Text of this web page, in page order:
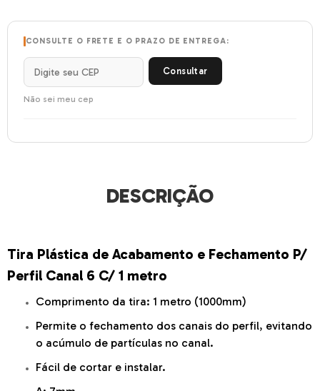
CONSULTE O FRETE E O PRAZO DE ENTREGA:
Consultar
Não sei meu cep
DESCRIÇÃO
Tira Plástica de Acabamento e Fechamento P/
Perfil Canal 6 C/ 1 metro
Comprimento da tira: 1 metro (1000mm)
Permite o fechamento dos canais do perfil, evitando
o acúmulo de partículas no canal.
Fácil de cortar e instalar.